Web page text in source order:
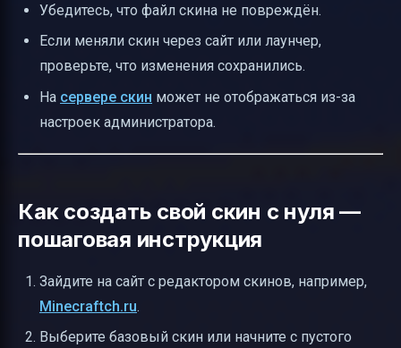
Убедитесь, что файл скина не повреждён.
Если меняли скин через сайт или лаунчер,
проверьте, что изменения сохранились.
На сервере скин может не отображаться из-за
настроек администратора.
Как создать свой скин с нуля —
пошаговая инструкция
Зайдите на сайт с редактором скинов, например,
Minecraftch.ru.
Выберите базовый скин или начните с пустого